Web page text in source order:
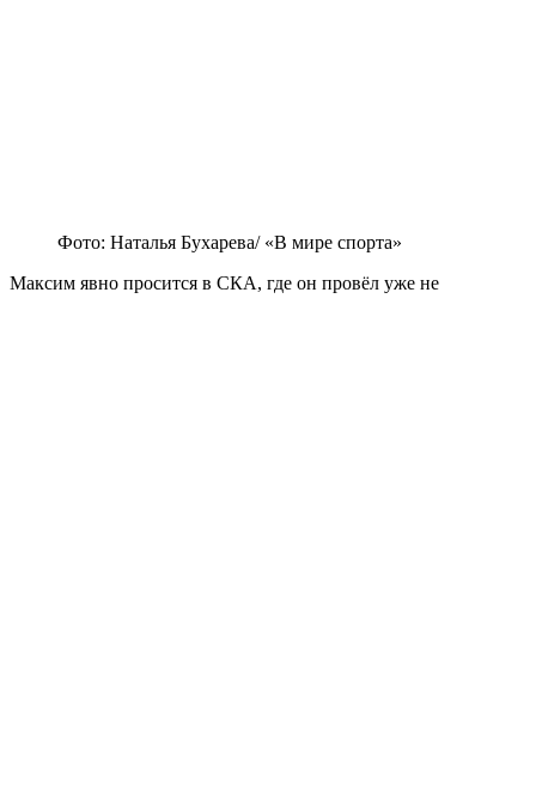
Фото: Наталья Бухарева/ «В мире спорта»
Максим явно просится в СКА, где он провёл уже не